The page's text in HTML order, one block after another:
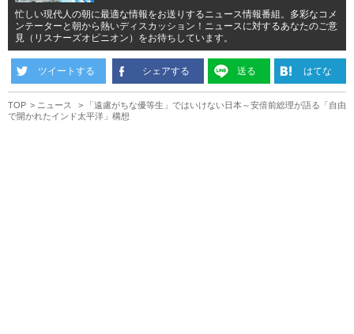
忙しい現代人の朝に最適な情報をお送りするニュース情報番組。多彩なコメ
ンテーターと朝から熱いディスカッション！ニュースに対するあなたのご意
見（リスナーズオピニオン）をお待ちしています。
ツイートする シェアする 送る はてな
TOP ニュース
「遠慮がちな優等生」ではいけない日本～安倍前総理が語る「自由
で開かれたインド太平洋」構想